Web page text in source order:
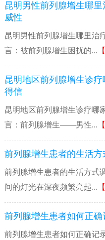
昆明男性前列腺增生哪
威性
昆明男性前列腺增生哪里治
言：被前列腺增生困扰的...
昆明地区前列腺增生诊
得信
昆明地区前列腺增生诊疗哪
言：前列腺增生——男性...
前列腺增生患者的生活
前列腺增生患者的生活方式
间的灯光在深夜频繁亮起...
前列腺增生患者如何正
前列腺增生患者如何正确记